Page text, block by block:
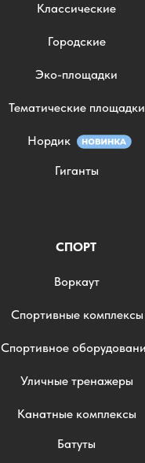
Классические
Городские
Эко-площадки
Тематические площадки
Нордик
Гиганты
СПОРТ
Воркаут
Спортивные комплексы
Спортивное
Уличные тренажеры
Канатные комплексы
Батуты